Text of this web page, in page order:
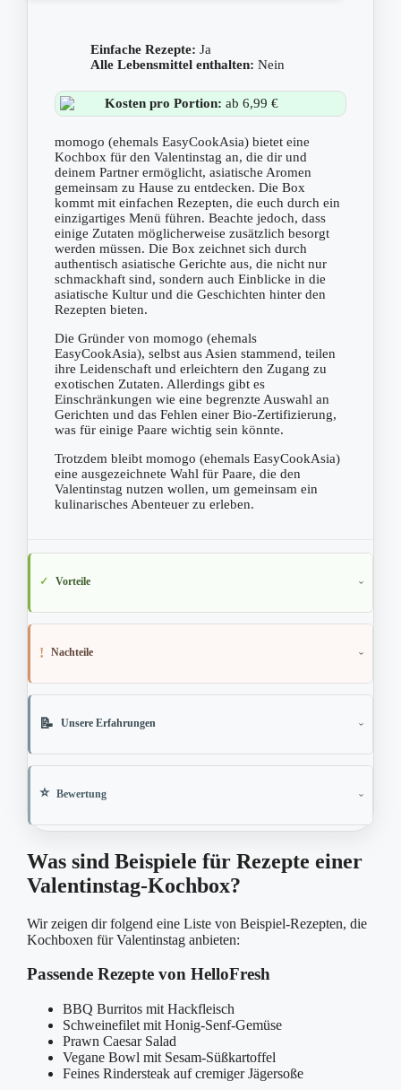
Einfache Rezepte: Ja
Alle Lebensmittel enthalten: Nein
Kosten pro Portion: ab 6,99 €
momogo (ehemals EasyCookAsia) bietet eine
Kochbox für den Valentinstag an, die dir und
deinem Partner ermöglicht, asiatische Aromen
gemeinsam zu Hause zu entdecken. Die Box
kommt mit einfachen Rezepten, die euch durch ein
einzigartiges Menü führen. Beachte jedoch, dass
einige Zutaten möglicherweise zusätzlich besorgt
werden müssen. Die Box zeichnet sich durch
authentisch asiatische Gerichte aus, die nicht nur
schmackhaft sind, sondern auch Einblicke in die
asiatische Kultur und die Geschichten hinter den
Rezepten bieten.
Die Gründer von momogo (ehemals
EasyCookAsia), selbst aus Asien stammend, teilen
ihre Leidenschaft und erleichtern den Zugang zu
exotischen Zutaten. Allerdings gibt es
Einschränkungen wie eine begrenzte Auswahl an
Gerichten und das Fehlen einer Bio-Zertifizierung,
was für einige Paare wichtig sein könnte.
Trotzdem bleibt momogo (ehemals EasyCookAsia)
eine ausgezeichnete Wahl für Paare, die den
Valentinstag nutzen wollen, um gemeinsam ein
kulinarisches Abenteuer zu erleben.
Vorteile
Nachteile
Unsere Erfahrungen
Bewertung
Was sind Beispiele für Rezepte einer
Valentinstag-Kochbox?
Wir zeigen dir folgend eine Liste von Beispiel-Rezepten, die
Kochboxen für Valentinstag anbieten:
Passende Rezepte von HelloFresh
BBQ Burritos mit Hackfleisch
Schweinefilet mit Honig-Senf-Gemüse
Prawn Caesar Salad
Vegane Bowl mit Sesam-Süßkartoffel
Feines Rindersteak auf cremiger Jägersoße